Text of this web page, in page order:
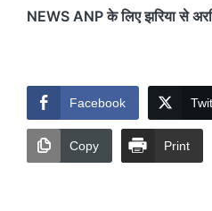
NEWS ANP के लिए झरिया से
Facebook
Copy Print